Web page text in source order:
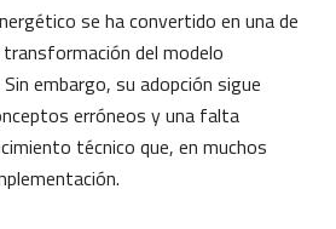
se ha convertido en una de
del modelo
embargo, su adopción sigue
erróneos y una falta
técnico que, en muchos